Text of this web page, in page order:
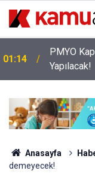
01:14
PMYO
Yapılacak!
Anasayfa
demeyecek!